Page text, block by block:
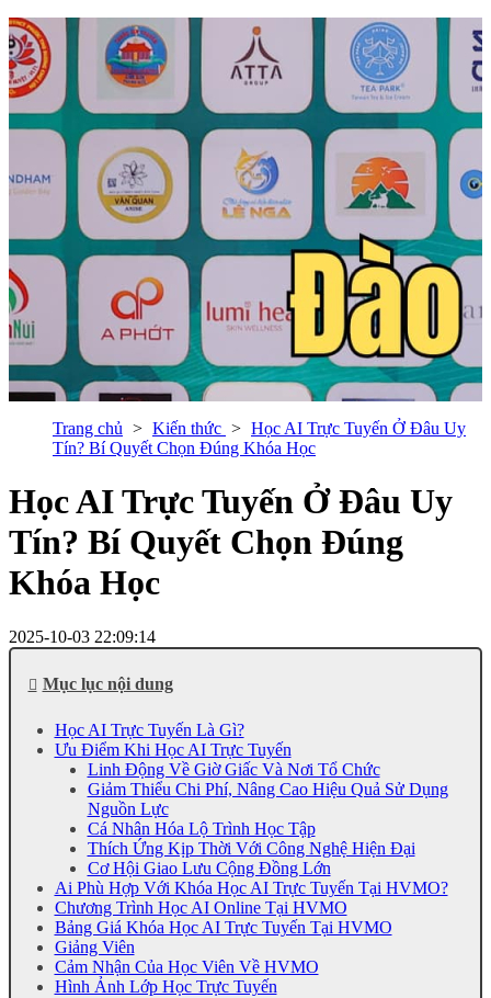
Trang chủ Kiến thức
Học AI Trực Tuyến Ở Đâu Uy
Tín? Bí Quyết Chọn Đúng Khóa Học
Học AI Trực Tuyến Ở Đâu Uy
Tín? Bí Quyết Chọn Đúng
Khóa Học
2025-10-03 22:09:14
Mục lục nội dung
Học AI Trực Tuyến Là Gì?
Ưu Điểm Khi Học AI Trực Tuyến
Linh Động Về Giờ Giấc Và Nơi Tổ Chức
Giảm Thiểu Chi Phí, Nâng Cao Hiệu Quả Sử Dụng
Nguồn Lực
Cá Nhân Hóa Lộ Trình Học Tập
Thích Ứng Kịp Thời Với Công Nghệ Hiện Đại
Cơ Hội Giao Lưu Cộng Đồng Lớn
Ai Phù Hợp Với Khóa Học AI Trực Tuyến Tại HVMO?
Chương Trình Học AI Online Tại HVMO
Bảng Giá Khóa Học AI Trực Tuyến Tại HVMO
Giảng Viên
Cảm Nhận Của Học Viên Về HVMO
Hình Ảnh Lớp Học Trực Tuyến